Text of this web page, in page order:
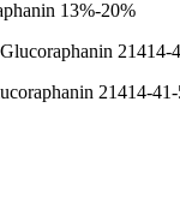
13%-20%
21414-